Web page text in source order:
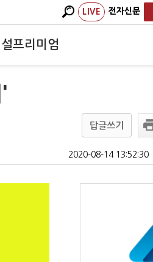
LIVE 전자신문
프리미엄
답글쓰기
2020-08-14 13:52:30